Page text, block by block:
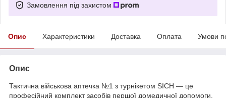
Замовлення під захистом
Опис Характеристики Доставка Оплата Умови
Опис
Тактична військова аптечка №1 з турнікетом SICH — це
професійний комплект засобів першої домедичної допомоги,